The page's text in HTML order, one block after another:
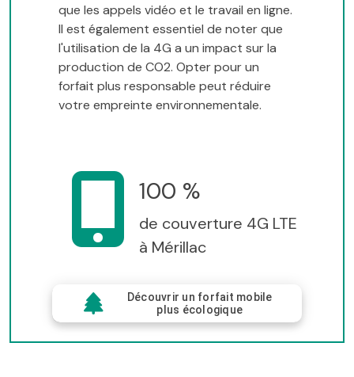
que les appels vidéo et le travail en ligne.
Il est également essentiel de noter que
l'utilisation de la 4G a un impact sur la
production de CO2. Opter pour un
forfait plus responsable peut réduire
votre empreinte environnementale.
100 %
de couverture 4G LTE
à Mérillac
Découvrir un forfait mobile
plus écologique